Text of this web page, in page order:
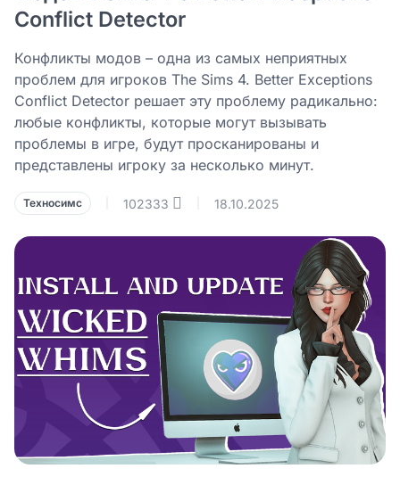
Conflict Detector
Конфликты модов – одна из самых неприятных
проблем для игроков The Sims 4. Better Exceptions
Conflict Detector решает эту проблему радикально:
любые конфликты, которые могут вызывать
проблемы в игре, будут просканированы и
представлены игроку за несколько минут.
Техносимс 102333 18.10.2025